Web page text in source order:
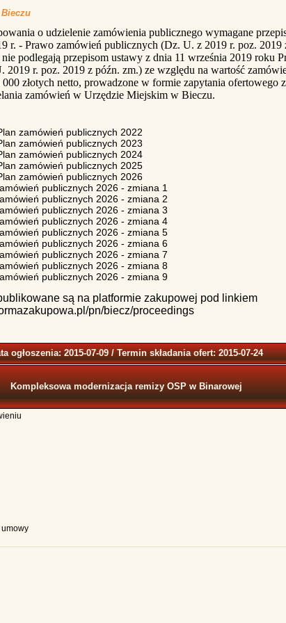
o udzielenie zamówienia publicznego wymagane
r. - Prawo zamówień publicznych (Dz. U. z 2019 r. poz. 2019
podlegają przepisom ustawy z dnia 11 września 2019 roku
r. poz. 2019 z późn. zm.) ze względu na wartość
złotych netto, prowadzone w formie zapytania ofertowego
zamówień w Urzędzie Miejskim w Bieczu.
zamówień publicznych 2022
zamówień publicznych 2023
zamówień publicznych 2024
zamówień publicznych 2025
zamówień publicznych 2026
publicznych 2026 - zmiana 1
publicznych 2026 - zmiana 2
publicznych 2026 - zmiana 3
publicznych 2026 - zmiana 4
publicznych 2026 - zmiana 5
publicznych 2026 - zmiana 6
publicznych 2026 - zmiana 7
publicznych 2026 - zmiana 8
publicznych 2026 - zmiana 9
są na platformie zakupowej pod linkiem
pn/biecz/proceedings
ogłoszenia: 2015-07-09 / Termin składania ofert: 2015-07-24
Kompleksowa modernizacja remizy OSP w Binarowej